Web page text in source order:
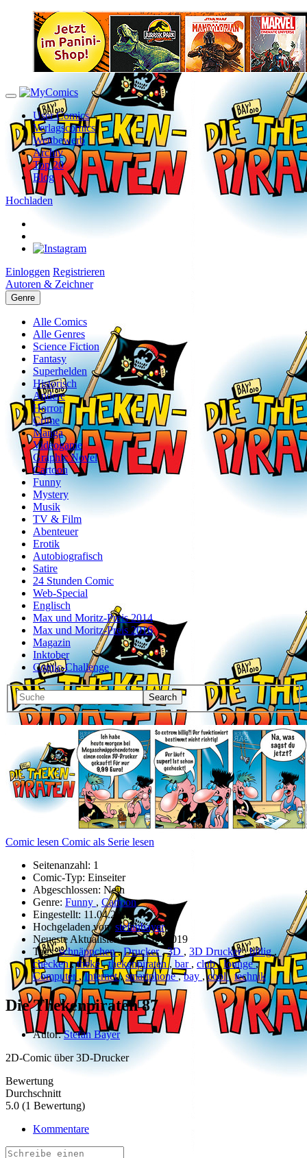
User Comics
Verlagscomics
Wettbewerb
Archiv
Top 20
Blog
Hochladen
Einloggen Registrieren
Autoren & Zeichner
Genre
Alle Comics
Alle Genres
Science Fiction
Fantasy
Superhelden
Historisch
Andere
Horror
Crime
Manga
Videogame
Graphic Novel
Cartoon
Funny
Mystery
Musik
TV & Film
Abenteuer
Erotik
Autobiografisch
Satire
24 Stunden Comic
Web-Special
Englisch
Max und Moritz-Preis 2014
Max und Moritz-Preis 2016
Magazin
Inktober
Comic-Challenge
Comic lesen Comic als Serie lesen
Seitenanzahl: 1
Comic-Typ: Einseiter
Abgeschlossen: Nein
Genre: Funny , Cartoon
Eingestellt: 11.04.2019
Hochgeladen von: stefanbayer
Neueste Aktualisierung:11.04.2019
Tags:schnäppchen,Drucker,3D , 3D Drucker,billig,
checken,theke,thekenpiraten,bar , club,lounge,
Computer,Internet,smartphone,bay ,cool,technik
Die Thekenpiraten 87
Autor:Stefan Bayer
2D-Comic über 3D-Drucker
Bewertung
Durchschnitt
5.0 (1 Bewertung)
Kommentare